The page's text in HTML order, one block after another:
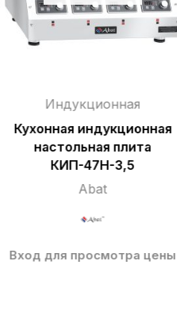
Индукционная
Кухонная индукционная
настольная плита
КИП-47Н-3,5
Abat
Вход для просмотра цены